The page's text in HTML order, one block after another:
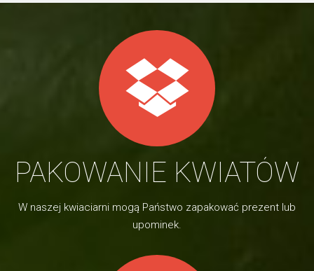
PAKOWANIE KWIATÓW
W naszej kwiaciarni mogą Państwo zapakować prezent lub
upominek.